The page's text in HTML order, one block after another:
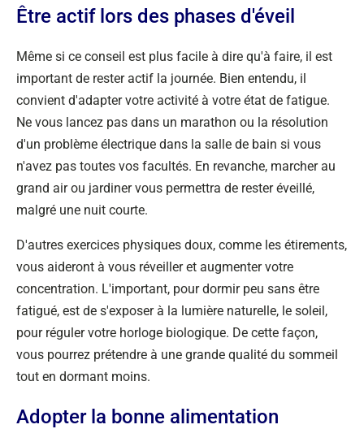
Être actif lors des phases d'éveil
Même si ce conseil est plus facile à dire qu'à faire, il est
important de rester actif la journée. Bien entendu, il
convient d'adapter votre activité à votre état de fatigue.
Ne vous lancez pas dans un marathon ou la résolution
d'un problème électrique dans la salle de bain si vous
n'avez pas toutes vos facultés. En revanche, marcher au
grand air ou jardiner vous permettra de rester éveillé,
malgré une nuit courte.
D'autres exercices physiques doux, comme les étirements,
vous aideront à vous réveiller et augmenter votre
concentration. L'important, pour dormir peu sans être
fatigué, est de s'exposer à la lumière naturelle, le soleil,
pour réguler votre horloge biologique. De cette façon,
vous pourrez prétendre à une grande qualité du sommeil
tout en dormant moins.
Adopter la bonne alimentation